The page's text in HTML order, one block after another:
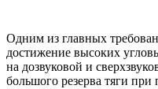
Одним из главных
достижение высоких
на дозвуковой и
большого резерва тяги